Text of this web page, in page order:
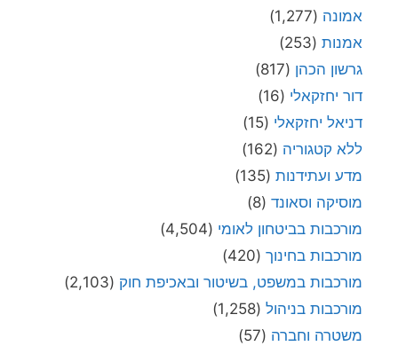
אמונה (1,277)
אמנות (253)
גרשון הכהן (817)
דור יחזקאלי (16)
דניאל יחזקאלי (15)
ללא קטגוריה (162)
מדע ועתידנות (135)
מוסיקה וסאונד (8)
מורכבות בביטחון לאומי (4,504)
מורכבות בחינוך (420)
מורכבות במשפט, בשיטור ובאכיפת חוק (2,103)
מורכבות בניהול (1,258)
משטרה וחברה (57)